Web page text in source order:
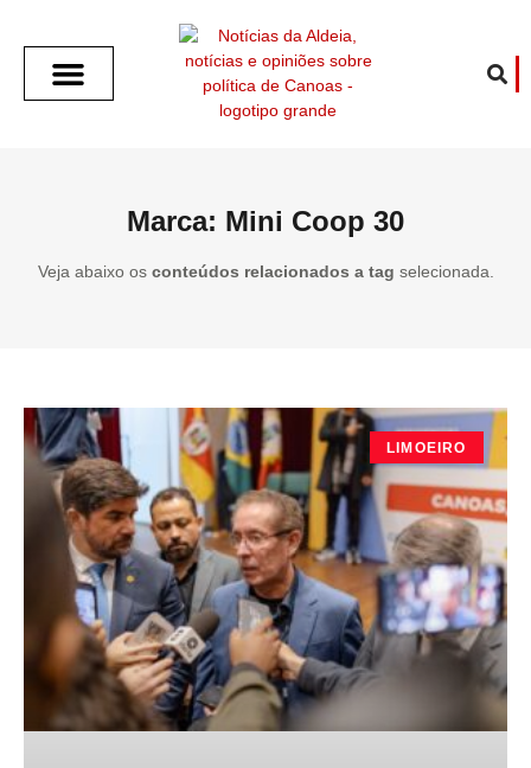
Marca: Mini Coop 30
Veja abaixo os conteúdos relacionados a tag selecionada.
LIMOEIRO